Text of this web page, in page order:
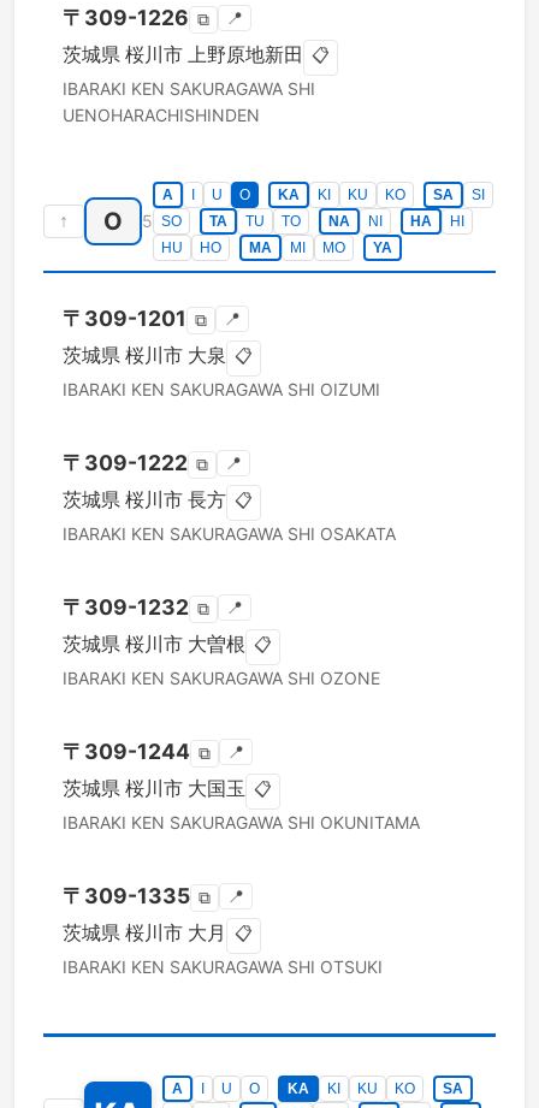
〒 309-1226 ⧉ 📍
茨城県 桜川市 上野原地新田 📋
IBARAKI KEN SAKURAGAWA SHI
UENOHARACHISHINDEN
↑ O 5
A U O KA KI KU KO SA
SI
SO
TA TU TO NA NI HA
HI
HU
HO MA MI MO YA
〒 309-1201 ⧉ 📍
茨城県 桜川市 大泉 📋
IBARAKI KEN SAKURAGAWA SHI OIZUMI
〒 309-1222 ⧉ 📍
茨城県 桜川市 長方 📋
IBARAKI KEN SAKURAGAWA SHI OSAKATA
〒 309-1232 ⧉ 📍
茨城県 桜川市 大曽根 📋
IBARAKI KEN SAKURAGAWA SHI OZONE
〒 309-1244 ⧉ 📍
茨城県 桜川市 大国玉 📋
IBARAKI KEN SAKURAGAWA SHI OKUNITAMA
〒 309-1335 ⧉ 📍
茨城県 桜川市 大月 📋
IBARAKI KEN SAKURAGAWA SHI OTSUKI
A U O KA KI KU KO
SA